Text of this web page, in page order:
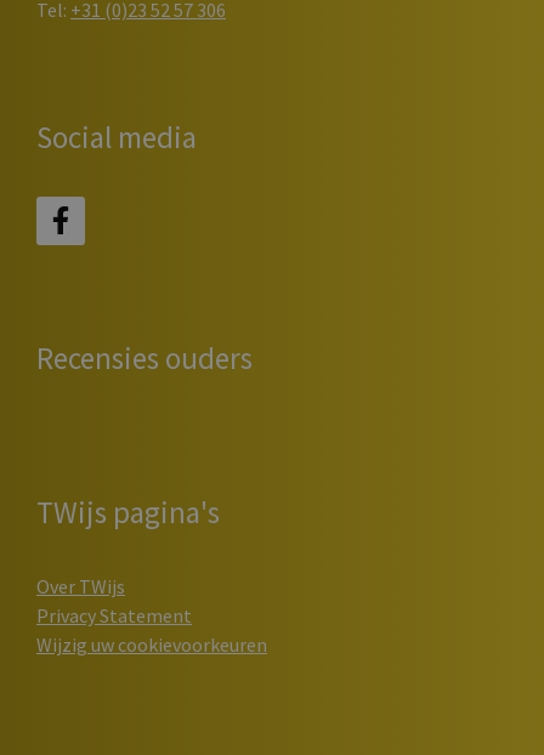
Tel: +31 (0)23 52 57 306
Social media
Recensies ouders
TWijs pagina's
Over TWijs
Privacy Statement
Wijzig uw cookievoorkeuren